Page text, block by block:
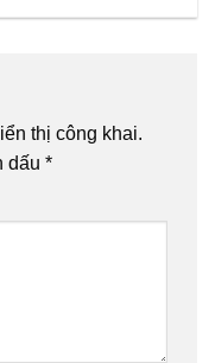
thị công khai.
dấu *